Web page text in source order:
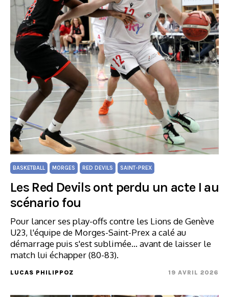
BASKETBALL MORGES RED DEVILS SAINT-PREX
Les Red Devils ont perdu un acte I au
scénario fou
Pour lancer ses play-offs contre les Lions de Genève
U23, l'équipe de Morges-Saint-Prex a calé au
démarrage puis s'est sublimée... avant de laisser le
match lui échapper (80-83).
LUCAS PHILIPPOZ 19 AVRIL 2026